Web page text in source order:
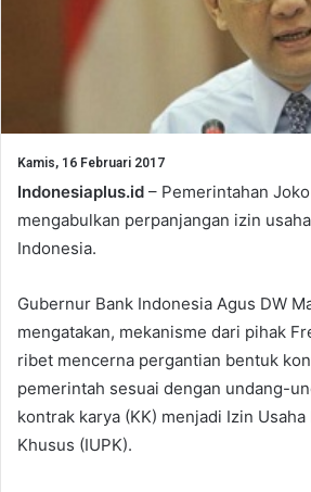
Kamis, 16 Februari 2017
Indonesiaplus.id – Pemerintahan
mengabulkan perpanjangan izin
Indonesia.
Gubernur Bank Indonesia Agus DW
mengatakan, mekanisme dari pihak
ribet mencerna pergantian bentuk
pemerintah sesuai dengan undang-
kontrak karya (KK) menjadi Izin
Khusus (IUPK).